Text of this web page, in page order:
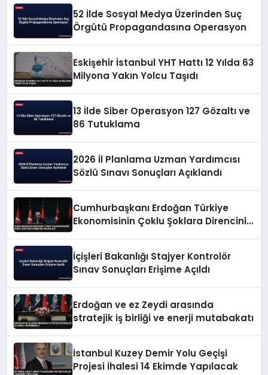
52 İlde Sosyal Medya Üzerinden Suç
Örgütü Propagandasına Operasyon
Eskişehir İstanbul YHT Hattı 12 Yılda 63
Milyona Yakın Yolcu Taşıdı
13 İlde Siber Operasyon 127 Gözaltı ve
86 Tutuklama
2026 İl Planlama Uzman Yardımcısı
Sözlü Sınavı Sonuçları Açıklandı
Cumhurbaşkanı Erdoğan Türkiye
Ekonomisinin Çoklu Şoklara Direncini
İçişleri Bakanlığı Stajyer Kontrolör
Sınav Sonuçları Erişime Açıldı
Erdoğan ve ez Zeydi arasında
stratejik iş birliği ve enerji mutabakatı
İstanbul Kuzey Demir Yolu Geçişi
Projesi İhalesi 14 Ekimde Yapılacak